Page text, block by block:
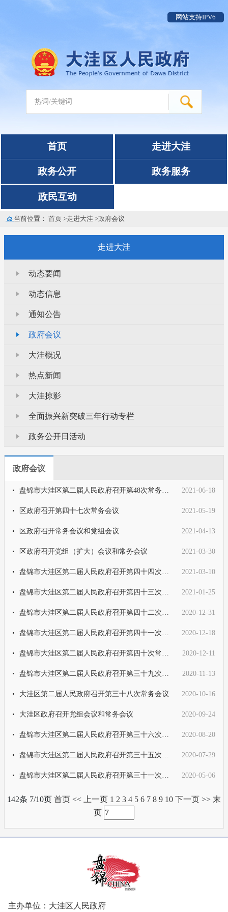
网站支持IPV6
首页 走进大洼
政务公开 政务服务
政民互动
当前位置：首页 >走进大洼 >政府会议
走进大洼
动态要闻
动态信息
通知公告
政府会议
大洼概况
热点新闻
大洼掠影
全面振兴新突破三年行动专栏
政务公开日活动
政府会议
2021-06-18
区政府召开第四十七次常务会议 2021-05-19
区政府召开常务会议和党组会议 2021-04-13
区政府召开党组（扩大）会议和常务会议 2021-03-30
2021-03-10
2021-01-25
2020-12-31
2020-12-18
2020-12-11
2020-11-13
大洼区第二届人民政府召开第三十八次常务会议 2020-10-16
大洼区政府召开党组会议和常务会议 2020-09-24
2020-08-20
2020-07-29
2020-05-06
142条 7/10页 首页 << 上一页 1 2 3 4 5 6 7 8 9 10 下一页 >> 末
页
主办单位：大洼区人民政府